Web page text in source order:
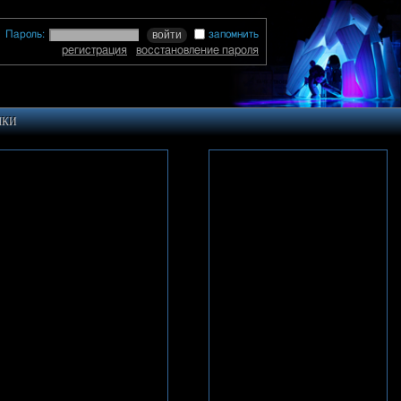
Пароль: запомнить
регистрация восстановление пароля